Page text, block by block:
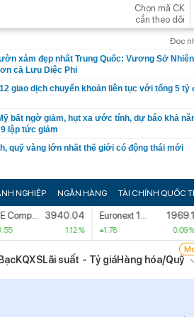
Chọn mã CK
cần theo dõi
Đọc
xám đẹp nhất Trung Quốc: Vương Sở
cả Lưu Diệc Phi
giao dịch chuyển khoản liên tục với tổng 5 tỷ
bất ngờ giảm, hụt xa ước tính, dự báo khả
lập tức giảm
quỹ vàng lớn nhất thế giới có động thái mới
cao hơn vàng miếng
lạ" tựa mình vào dãy núi đá vôi ở Phong
bằng gỗ tái chế, du khách như bước vào vùng
báo: Tạm hoãn xuất cảnh đối với tất cả
đây
NGHIỆP NGÂN HÀNG TÀI CHÍNH QUỐC
SSE Composite Index 3940.04
1.12 %
Euronext 100 Index
1.78
1969.1
0.09 %
KQXSLãi suất - Tỷ giáHàng hóa/Quỹ